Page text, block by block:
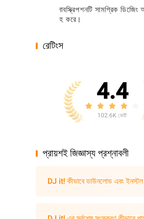
প্রো সাবস্ক্রিপশনটি সামগ্রিক
সরবরাহ করে।
রেটিংস
4.4
102.6K ভোট
প্রায়শই জিজ্ঞাস্য প্রশ্নাবলী
DJ it! কীভাবে ডাউনলোড এবং